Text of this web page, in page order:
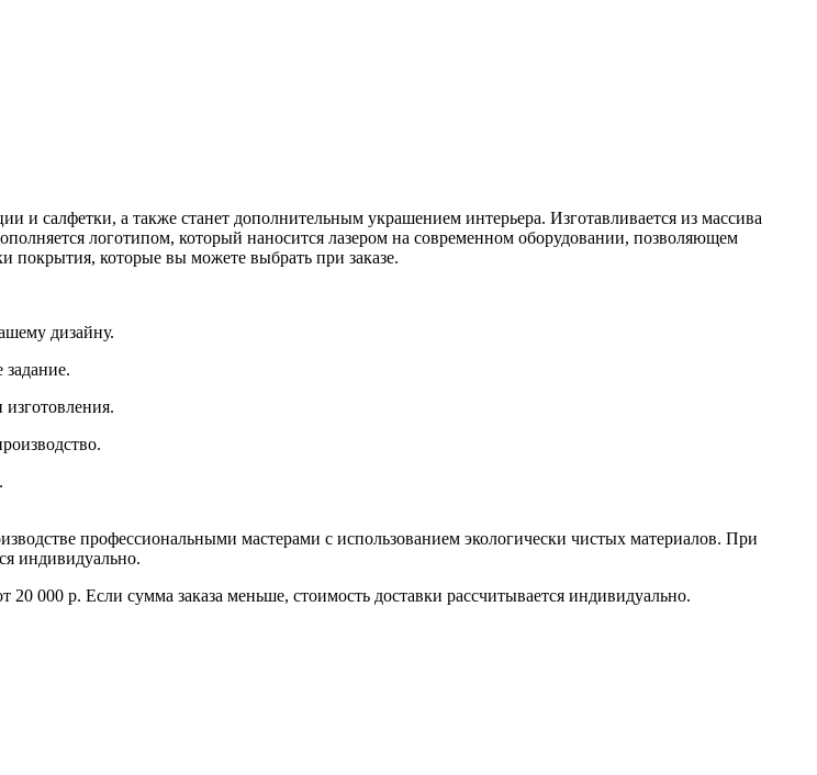
и салфетки, а также станет дополнительным украшением интерьера. Изготавливается из массива
логотипом, который наносится лазером на современном оборудовании, позволяющем
покрытия, которые вы можете выбрать при заказе.
дизайну.
профессиональными мастерами с использованием экологически чистых материалов. При
индивидуально.
000 р. Если сумма заказа меньше, стоимость доставки рассчитывается индивидуально.